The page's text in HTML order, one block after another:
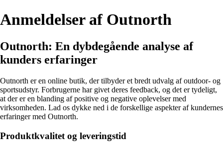
Anmeldelser af Outnorth
Outnorth: En dybdegående analyse af
kunders erfaringer
Outnorth er en online butik, der tilbyder et bredt udvalg af outdoor- og
sportsudstyr. Forbrugerne har givet deres feedback, og det er tydeligt,
at der er en blanding af positive og negative oplevelser med
virksomheden. Lad os dykke ned i de forskellige aspekter af kundernes
erfaringer med Outnorth.
Produktkvalitet og leveringstid